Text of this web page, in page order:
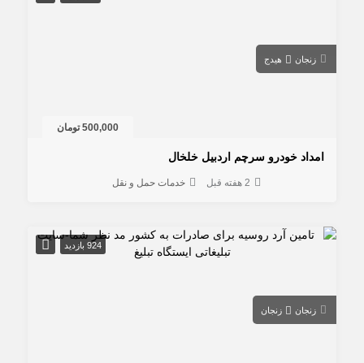
زنجان هیدج
500,000 تومان
امداد خودرو سرچم اردبیل خلخال
2 هفته قبل خدمات حمل و نقل
924 بازدید
زنجان زنجان